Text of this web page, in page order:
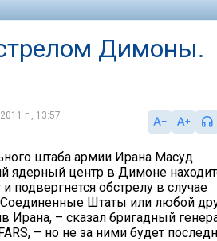
Димоны.
г., 13:57
штаба армии Ирана Масуд
ядерный центр в Димоне
подвергнется обстрелу в случае
Штаты или любой
Ирана, – сказал бригадный
– но не за ними будет